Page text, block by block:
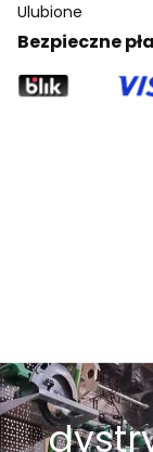
Ulubione
Bezpieczne